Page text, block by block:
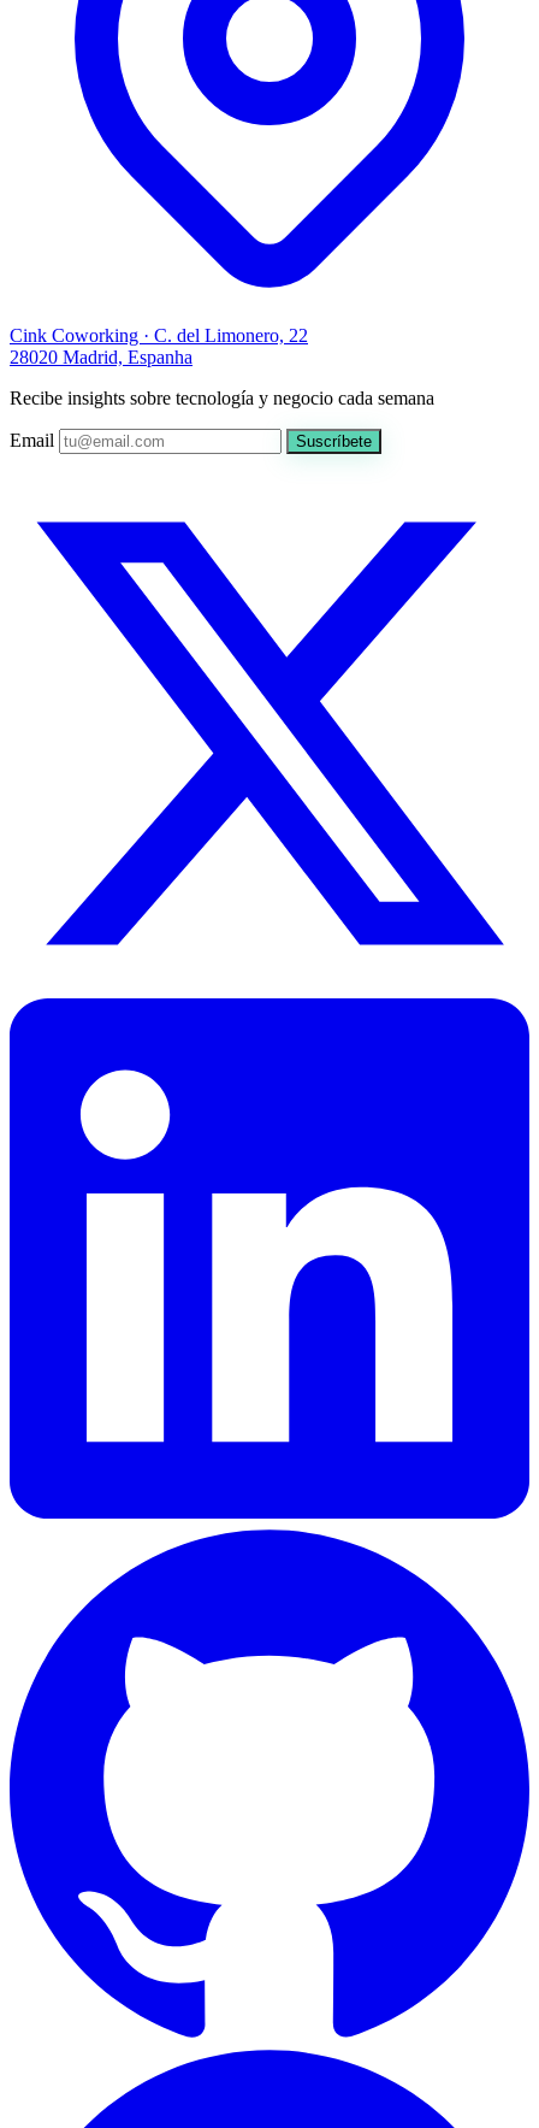
Cink Coworking · C. del Limonero, 22
28020 Madrid, Espanha
Recibe insights sobre tecnología y negocio cada semana
Email Suscríbete